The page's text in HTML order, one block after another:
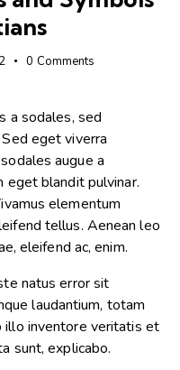
0 Comments
a sodales, sed
eget viverra
augue a
eget blandit pulvinar.
elementum
tellus. Aenean leo
eleifend ac, enim.
natus error sit
laudantium, totam
illo inventore veritatis et
sunt, explicabo.